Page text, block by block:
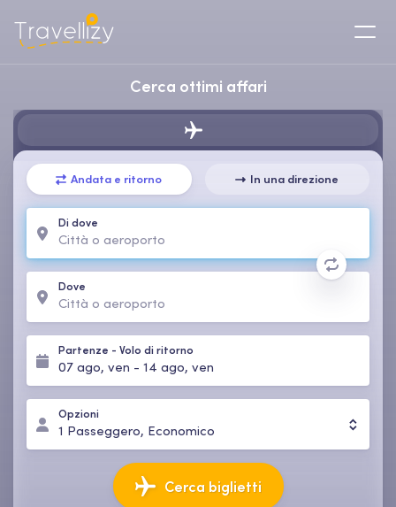
Cerca ottimi affari
Andata e ritorno In una direzione
Di dove
Dove
Partenze - Volo di ritorno
07 ago, ven - 14 ago, ven
Opzioni
1 Passeggero, Economico
Cerca biglietti